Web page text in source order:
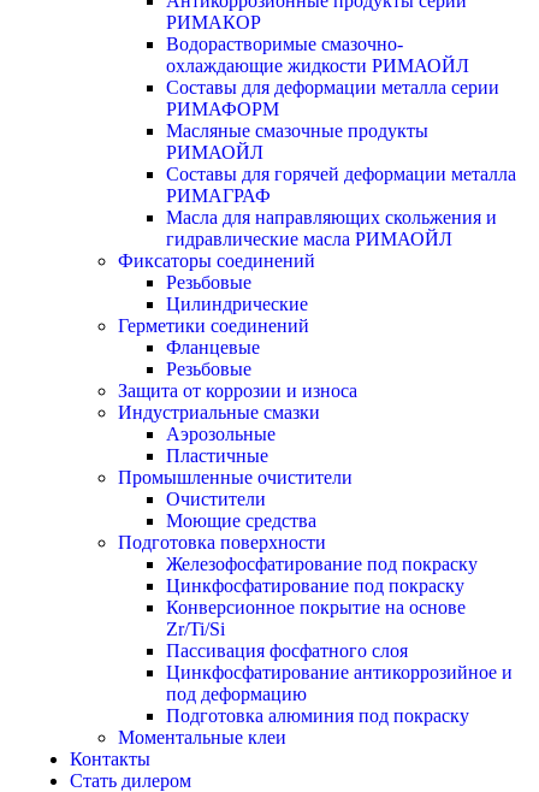
РИМАКОР
Водорастворимые смазочно-
охлаждающие жидкости РИМАОЙЛ
Составы для деформации металла серии
РИМАФОРМ
Масляные смазочные продукты
РИМАОЙЛ
Составы для горячей деформации металла
РИМАГРАФ
Масла для направляющих скольжения и
гидравлические масла РИМАОЙЛ
Фиксаторы соединений
Резьбовые
Цилиндрические
Герметики соединений
Фланцевые
Резьбовые
Защита от коррозии и износа
Индустриальные смазки
Аэрозольные
Пластичные
Промышленные очистители
Очистители
Моющие средства
Подготовка поверхности
Железофосфатирование под покраску
Цинкфосфатирование под покраску
Конверсионное покрытие на основе
Zr/Ti/Si
Пассивация фосфатного слоя
Цинкфосфатирование антикоррозийное и
под деформацию
Подготовка алюминия под покраску
Моментальные клеи
Контакты
Стать дилером